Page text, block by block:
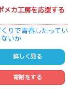
メカ工房を応援する
りで青春したってい
いか
詳しく見る
寄附をする